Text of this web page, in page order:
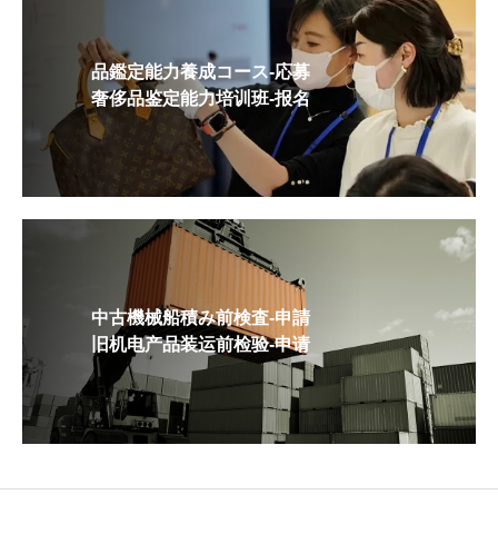
品鑑定能力養成コース-応募
奢侈品鉴定能力培训班-报名
中古機械船積み前検査-申請
旧机电产品装运前检验-申请